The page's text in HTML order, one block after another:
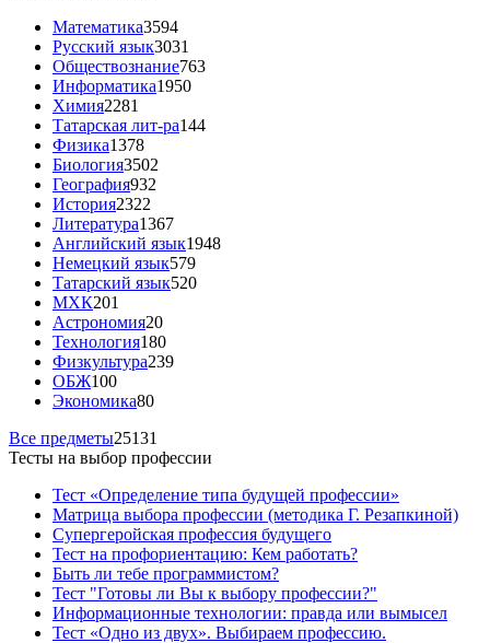
Математика3594
Русский язык3031
Обществознание763
Информатика1950
Химия2281
Татарская лит-ра144
Физика1378
Биология3502
География932
История2322
Литература1367
Английский язык1948
Немецкий язык579
Татарский язык520
МХК201
Астрономия20
Технология180
Физкультура239
ОБЖ100
Экономика80
Все предметы25131
Тесты на выбор профессии
Тест «Определение типа будущей профессии»
Матрица выбора профессии (методика Г. Резапкиной)
Супергеройская профессия будущего
Тест на профориентацию: Кем работать?
Быть ли тебе программистом?
Тест "Готовы ли Вы к выбору профессии?"
Информационные технологии: правда или вымысел
Тест «Одно из двух». Выбираем профессию.